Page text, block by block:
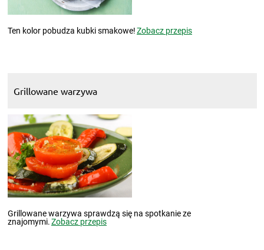
Ten kolor pobudza kubki smakowe!Zobacz przepis
Grillowane warzywa
Grillowane warzywa sprawdzą się na spotkanie ze
znajomymi.Zobacz przepis